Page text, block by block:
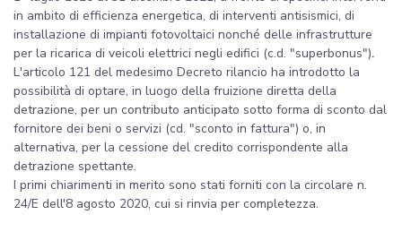
in ambito di efficienza energetica, di interventi antisismici, di
installazione di impianti fotovoltaici nonché delle infrastrutture
per la ricarica di veicoli elettrici negli edifici (c.d. "superbonus").
L'articolo 121 del medesimo Decreto rilancio ha introdotto la
possibilità di optare, in luogo della fruizione diretta della
detrazione, per un contributo anticipato sotto forma di sconto dal
fornitore dei beni o servizi (cd. "sconto in fattura") o, in
alternativa, per la cessione del credito corrispondente alla
detrazione spettante.
I primi chiarimenti in merito sono stati forniti con la circolare n.
24/E dell'8 agosto 2020, cui si rinvia per completezza.